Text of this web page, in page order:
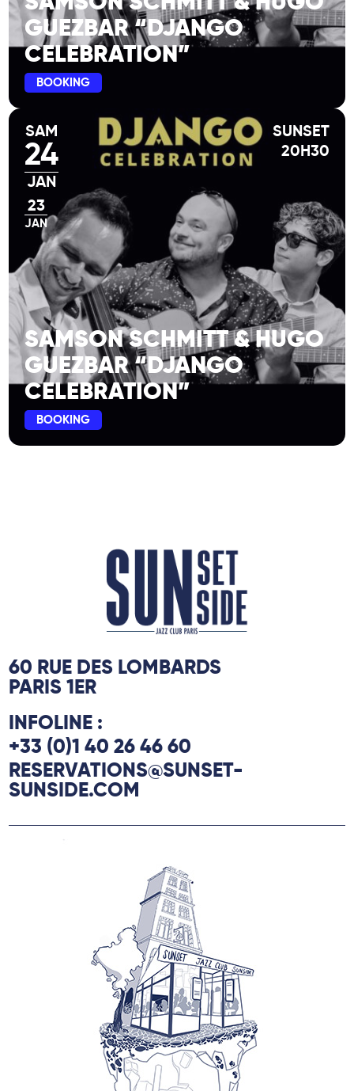
GUEZBAR “DJANGO
CELEBRATION”
BOOKING
SAM
24
JAN
23
JAN
SUNSET
20H30
SAMSON SCHMITT & HUGO
GUEZBAR “DJANGO
CELEBRATION”
BOOKING
60 RUE DES LOMBARDS
PARIS 1ER
INFOLINE :
+33 (0)1 40 26 46 60
RESERVATIONS@SUNSET-
SUNSIDE.COM